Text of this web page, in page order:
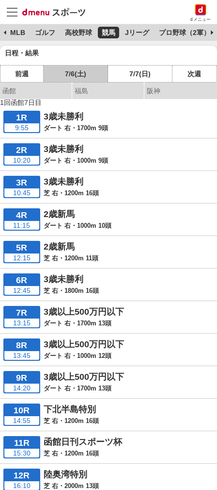
dメニュー
MLB ゴルフ 高校野球 競馬 Jリーグ プロ野球（2軍）
日程・結果
前週 7/6(土) 7/7(日) 次週
函館 福島
阪神
1回函館7日目
1R
9:55
3歳未勝利
ダート 右・1700m 9頭
2R
10:20
3歳未勝利
ダート 右・1000m 9頭
3R
10:45
3歳未勝利
芝 右・1200m 16頭
4R
11:15
2歳新馬
ダート 右・1000m 10頭
5R
12:15
2歳新馬
芝 右・1200m 11頭
6R
12:45
3歳未勝利
芝 右・1800m 16頭
7R
13:15
3歳以上500万円以下
ダート 右・1700m 13頭
8R
13:45
3歳以上500万円以下
ダート 右・1000m 12頭
9R
14:20
3歳以上500万円以下
ダート 右・1700m 13頭
10R
14:55
下北半島特別
芝 右・1200m 16頭
11R
15:30
函館日刊スポーツ杯
芝 右・1200m 16頭
12R
16:10
陸奥湾特別
芝 右・2000m 13頭